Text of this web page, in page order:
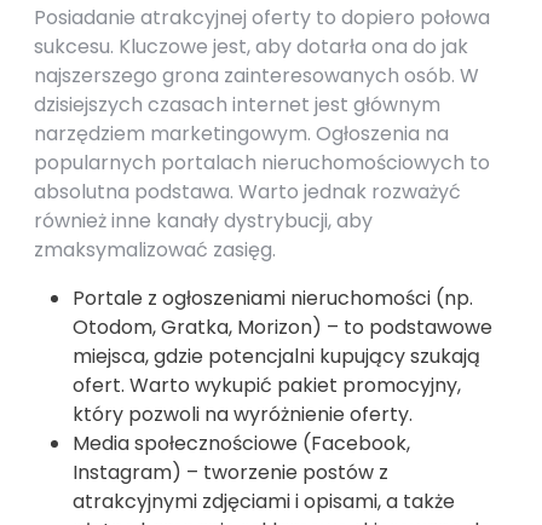
Posiadanie atrakcyjnej oferty to dopiero połowa
sukcesu. Kluczowe jest, aby dotarła ona do jak
najszerszego grona zainteresowanych osób. W
dzisiejszych czasach internet jest głównym
narzędziem marketingowym. Ogłoszenia na
popularnych portalach nieruchomościowych to
absolutna podstawa. Warto jednak rozważyć
również inne kanały dystrybucji, aby
zmaksymalizować zasięg.
Portale z ogłoszeniami nieruchomości (np.
Otodom, Gratka, Morizon) – to podstawowe
miejsca, gdzie potencjalni kupujący szukają
ofert. Warto wykupić pakiet promocyjny,
który pozwoli na wyróżnienie oferty.
Media społecznościowe (Facebook,
Instagram) – tworzenie postów z
atrakcyjnymi zdjęciami i opisami, a także